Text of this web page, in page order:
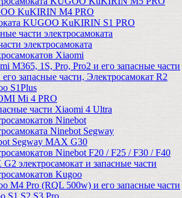
KuKIRIN M4 PRO
KUGOO KuKIRIN S1 PRO
части электросамоката
электросамоката
Xiaomi
M365, 1S, Pro, Pro2 и его запасные части
запасные части, Электросамокат R2
S1Plus
Mi 4 PRO
части Xiaomi 4 Ultra
Ninebot
Ninebot Segway
Segway MAX G30
Ninebot F20 / F25 / F30 / F40
электросамокат и запасные части
Kugoo
M4 Pro (RQL 500w) и его запасные части